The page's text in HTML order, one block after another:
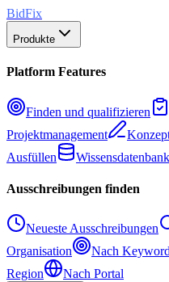
BidFix
Produkte
Platform Features
Finden und qualifizieren
Projektmanagement
Ausfüllen
Wissensdatenbank
Ausschreibungen finden
Neueste Ausschreibungen
Organisation
Nach Keyword
Region
Nach Portal